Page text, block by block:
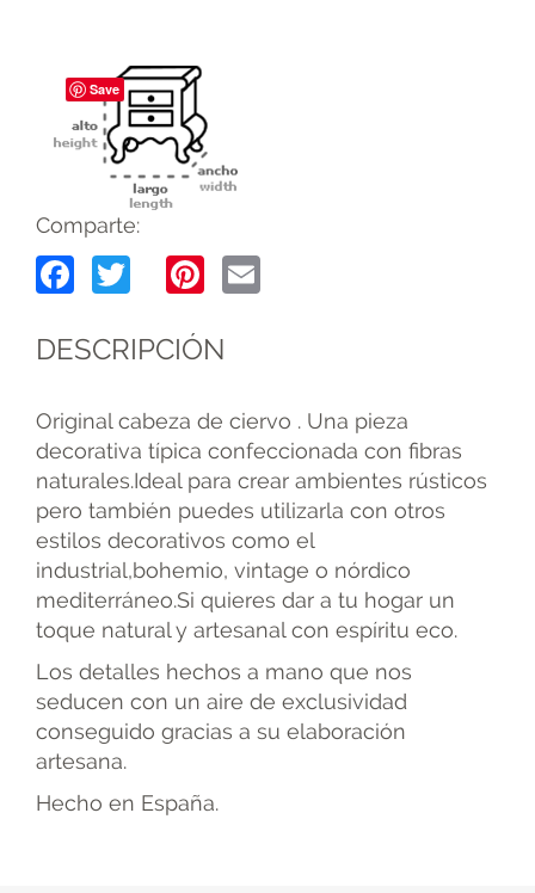
Comparte:
Facebook
TwitterPinterest
DESCRIPCIÓN
Original cabeza de ciervo . Una pieza
decorativa típica confeccionada con fibras
naturales.Ideal para crear ambientes rústicos
pero también puedes utilizarla con otros
estilos decorativos como el
industrial,bohemio, vintage o nórdico
mediterráneo.Si quieres dar a tu hogar un
toque natural y artesanal con espíritu eco.
Los detalles hechos a mano que nos
seducen con un aire de exclusividad
conseguido gracias a su elaboración
artesana.
Hecho en España.
Save